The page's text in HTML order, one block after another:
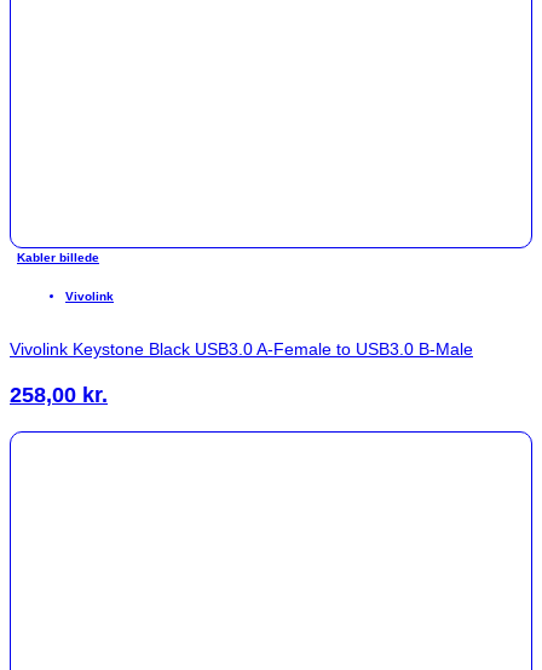
Kabler billede
Vivolink
Vivolink Keystone Black USB3.0 A-Female to USB3.0 B-Male
258,00 kr.